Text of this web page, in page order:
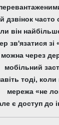
дзвінок
він
зв'язатися
можна через
мобільний
тоді,
мережа «не
є доступ до